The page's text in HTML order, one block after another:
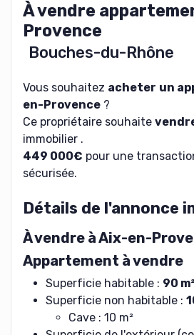
À vendre
Provence
Bouches-du-Rhône
Vous souhaitez acheter un
en-Provence?
Ce propriétaire souhaite
immobilier .
449 000€ pour une
sécurisée.
Détails de l'annonce
À vendre à Aix-en-
Appartement à vendre
Superficie habitable : 90 m²
Superficie non habitable :
Cave : 10 m²